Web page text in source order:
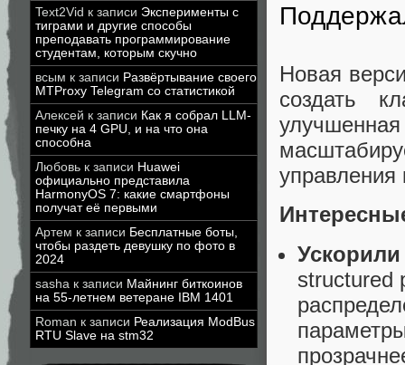
Text2Vid к записи Эксперименты с
тиграми и другие способы
преподавать программирование
студентам, которым скучно
всым к записи Развёртывание своего
MTProxy Telegram со статистикой
Алексей к записи Как я собрал LLM-
печку на 4 GPU, и на что она
способна
Любовь к записи Huawei
официально представила
HarmonyOS 7: какие смартфоны
получат её первыми
Артем к записи Бесплатные боты,
чтобы раздеть девушку по фото в
2024
sasha к записи Майнинг биткоинов
на 55-летнем ветеране IBM 1401
Roman к записи Реализация ModBus
RTU Slave на stm32
Новая
создать
управления
structured